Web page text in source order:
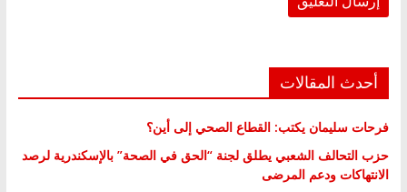
أحدث المقالات
فرحات سليمان يكتب: القطاع الصحي إلى أين؟
حزب التحالف الشعبي يطلق لجنة “الحق في الصحة” بالإسكندرية لرصد
الانتهاكات ودعم المرضى